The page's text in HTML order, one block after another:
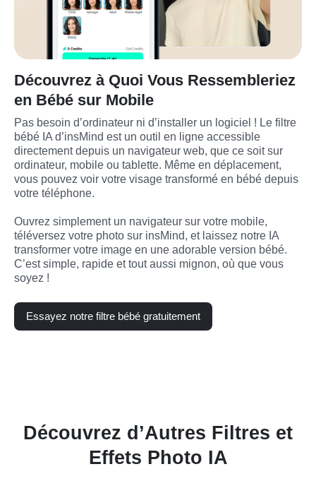
Découvrez à Quoi Vous Ressembleriez
en Bébé sur Mobile
Pas besoin d’ordinateur ni d’installer un logiciel ! Le filtre
bébé IA d’insMind est un outil en ligne accessible
directement depuis un navigateur web, que ce soit sur
ordinateur, mobile ou tablette. Même en déplacement,
vous pouvez voir votre visage transformé en bébé depuis
votre téléphone.
Ouvrez simplement un navigateur sur votre mobile,
téléversez votre photo sur insMind, et laissez notre IA
transformer votre image en une adorable version bébé.
C’est simple, rapide et tout aussi mignon, où que vous
soyez !
Essayez notre filtre bébé gratuitement
Découvrez d’Autres Filtres et
Effets Photo IA